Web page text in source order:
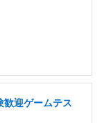
歓迎ゲームテス